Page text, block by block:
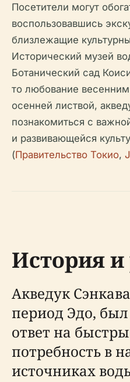
Посетители могут
воспользовавшись
близлежащие
Исторический музей
Ботанический сад
то любование
осенней листвой,
познакомиться с
и развивающейся
(Правительство Токио,
История и
Акведук
период Эдо,
ответ на
потребность в
источниках